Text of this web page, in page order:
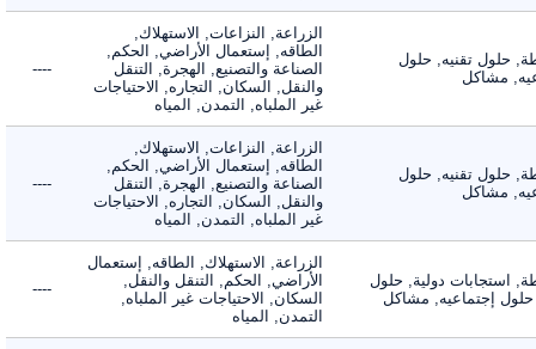
حلول تقنيه, حلول
مشاكل
الزراعة, النزاعات, الاستهلاك,
الطاقه, إستعمال الأراضي, الحكم,
الصناعة والتصنيع, الهجرة, التنقل
والنقل, السكان, التجاره, الاحتياجات
غير الملباه, التمدن, المياه
----
حلول تقنيه, حلول
مشاكل
الزراعة, النزاعات, الاستهلاك,
الطاقه, إستعمال الأراضي, الحكم,
الصناعة والتصنيع, الهجرة, التنقل
والنقل, السكان, التجاره, الاحتياجات
غير الملباه, التمدن, المياه
----
استجابات دولية, حلول
إجتماعيه, مشاكل
الزراعة, الاستهلاك, الطاقه, إستعمال
الأراضي, الحكم, التنقل والنقل,
السكان, الاحتياجات غير الملباه,
التمدن, المياه
----